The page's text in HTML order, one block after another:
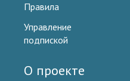
Правила
Управление
подпиской
О проекте